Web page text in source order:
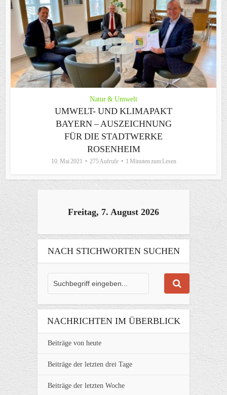
Natur & Umwelt
UMWELT- UND KLIMAPAKT
BAYERN – AUSZEICHNUNG
FÜR DIE STADTWERKE
ROSENHEIM
10. Mai 2021 275 Aufrufe 1 Minuten zum Lesen
Freitag, 7. August 2026
NACH STICHWORTEN SUCHEN
NACHRICHTEN IM ÜBERBLICK
Beiträge von heute
Beiträge der letzten drei Tage
Beiträge der letzten Woche